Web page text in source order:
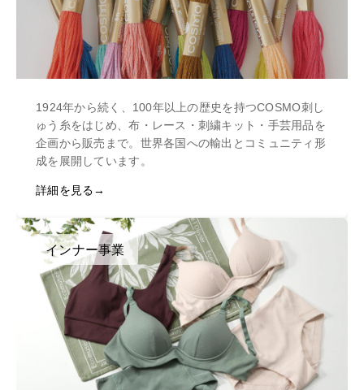
1924年から続く、100年以上の歴史を持つCOSMO刺し
ゅう糸をはじめ、布・レース・刺繍キット・手芸用品を
企画から販売まで。世界各国への輸出とコミュニティ形
成を展開しています。
詳細を見る
インナー事業